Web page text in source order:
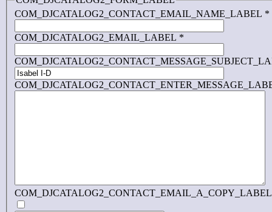
COM_DJCATALOG2_CONTACT_EMAIL_NAME_LABEL *
COM_DJCATALOG2_EMAIL_LABEL *
COM_DJCATALOG2_CONTACT_EMAIL_A_COPY_LABEL